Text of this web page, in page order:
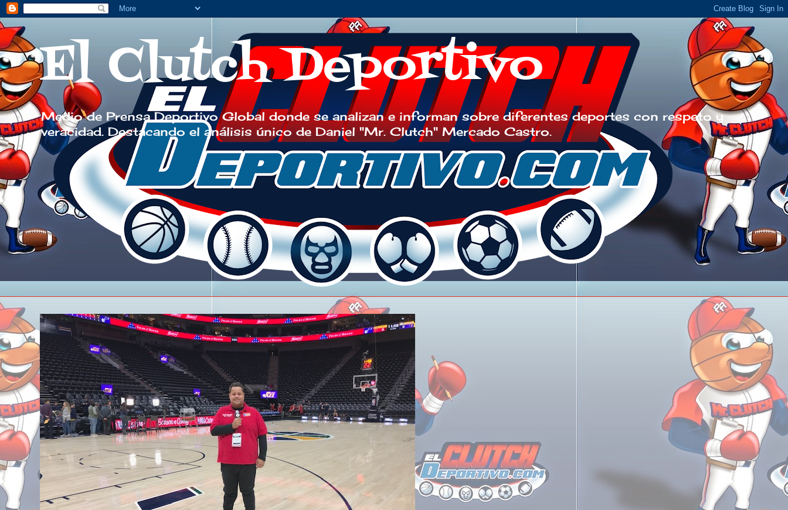
El Clutch Deportivo
Medio de Prensa Deportivo Global donde se analizan e informan sobre diferentes deportes con respeto y
veracidad. Destacando el análisis único de Daniel "Mr. Clutch" Mercado Castro.